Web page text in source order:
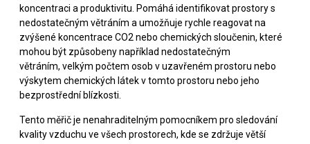
koncentraci a produktivitu. Pomáhá identifikovat prostory s
nedostatečným větráním a umožňuje rychle reagovat na
zvýšené koncentrace CO2 nebo chemických sloučenin, které
mohou být způsobeny například nedostatečným
větráním, velkým počtem osob v uzavřeném prostoru nebo
výskytem chemických látek v tomto prostoru nebo jeho
bezprostřední blízkosti.
Tento měřič je nenahraditelným pomocníkem pro sledování
kvality vzduchu ve všech prostorech, kde se zdržuje větší